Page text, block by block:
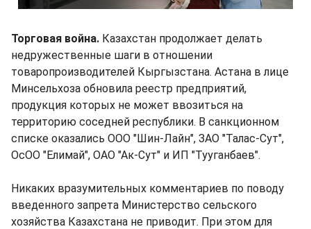
Торговая война. Казахстан продолжает делать
недружественные шаги в отношении
товаропроизводителей Кыргызстана. Астана в лице
Минсельхоза обновила реестр предприятий,
продукция которых не может ввозиться на
территорию соседней республики. В санкционном
списке оказались ООО "Шин-Лайн", ЗАО "Талас-Сут",
ОсОО "Елимай", ОАО "Ак-Сут" и ИП "Тууганбаев".
Никаких вразумительных комментариев по поводу
введенного запрета Министерство сельского
хозяйства Казахстана не приводит. При этом для